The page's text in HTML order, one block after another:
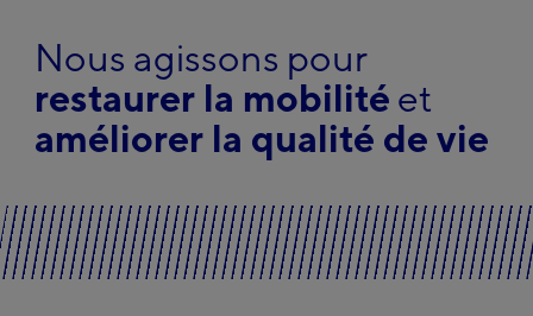
Nous agissons pour
restaurer la mobilité et
améliorer la qualité de vie